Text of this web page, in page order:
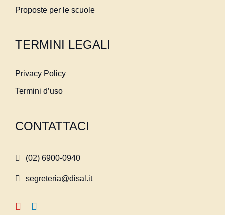
Proposte per le scuole
TERMINI LEGALI
Privacy Policy
Termini d’uso
CONTATTACI
(02) 6900-0940
segreteria@disal.it